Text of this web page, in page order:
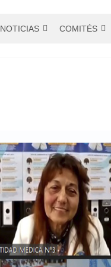
NOTICIAS COMITÉS